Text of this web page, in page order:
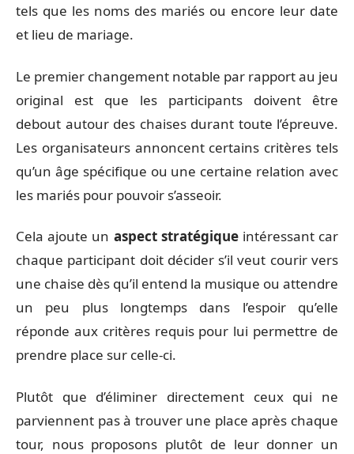
tels que les noms des mariés ou encore leur date
et lieu de mariage.
Le premier changement notable par rapport au jeu
original est que les participants doivent être
debout autour des chaises durant toute l’épreuve.
Les organisateurs annoncent certains critères tels
qu’un âge spécifique ou une certaine relation avec
les mariés pour pouvoir s’asseoir.
Cela ajoute un aspect stratégiqueintéressant car
chaque participant doit décider s’il veut courir vers
une chaise dès qu’il entend la musique ou attendre
un peu plus longtemps dans l’espoir qu’elle
réponde aux critères requis pour lui permettre de
prendre place sur celle-ci.
Plutôt que d’éliminer directement ceux qui ne
parviennent pas à trouver une place après chaque
tour, nous proposons plutôt de leur donner un